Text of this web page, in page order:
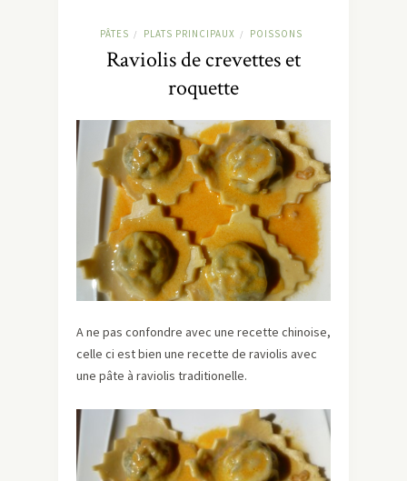
PÂTES / PLATS PRINCIPAUX / POISSONS
Raviolis de crevettes et
roquette
A ne pas confondre avec une recette chinoise,
celle ci est bien une recette de raviolis avec
une pâte à raviolis traditionelle.